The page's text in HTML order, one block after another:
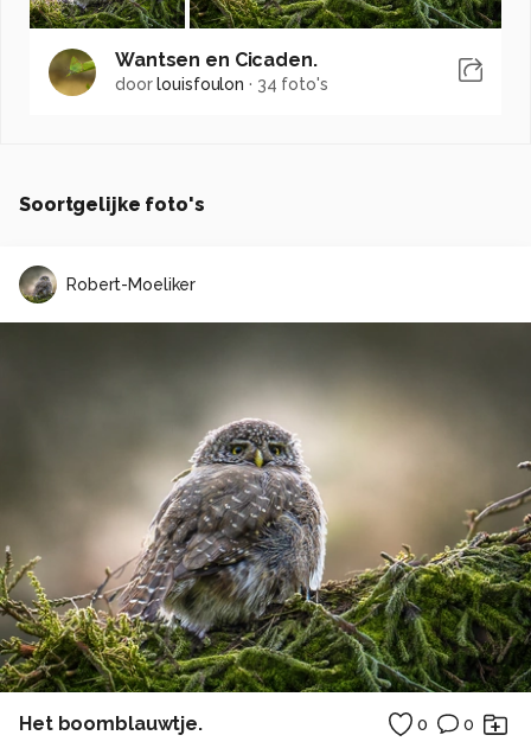
Wantsen en Cicaden.
doorlouisfoulon · 34 foto's
Soortgelijke foto's
Robert-Moeliker
Het boomblauwtje. 0 0